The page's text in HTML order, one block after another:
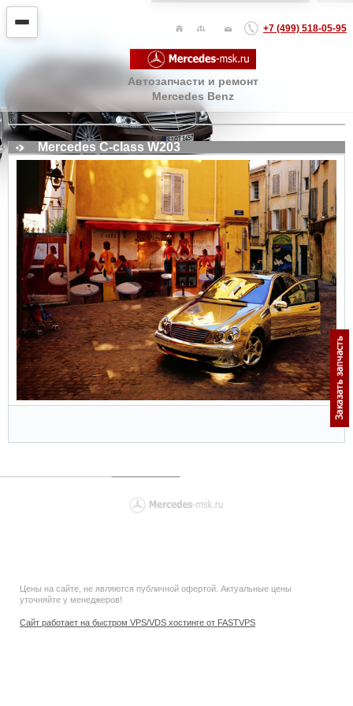
+7 (499) 518-05-95
Автозапчасти и ремонт
Mercedes Benz
Mercedes C-class W203
Цены на сайте, не являются публичной офертой. Актуальные цены
уточняйте у менеджеров!
Сайт работает на быстром VPS/VDS хостинге от FASTVPS